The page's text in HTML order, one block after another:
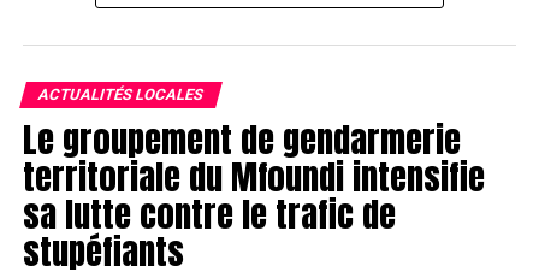
ACTUALITÉS LOCALES
Le groupement de gendarmerie
territoriale du Mfoundi intensifie
sa lutte contre le trafic de
stupéfiants